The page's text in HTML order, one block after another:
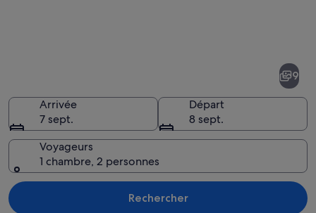
do
Campo
Une chaîne de montagnes sous un
9
Arrivée
7 sept.
Départ
8 sept.
Voyageurs
1 chambre, 2 personnes
Rechercher